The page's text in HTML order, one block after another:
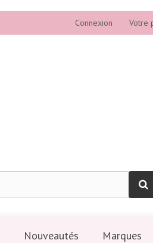
Connexion Votre
Nouveautés Marques